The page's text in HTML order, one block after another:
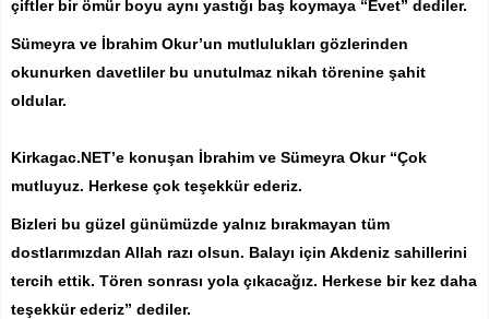
çiftler bir ömür boyu aynı yastığı baş koymaya “Evet” dediler.
Sümeyra ve İbrahim Okur’un mutlulukları gözlerinden
okunurken davetliler bu unutulmaz nikah törenine şahit
oldular.
Kirkagac.NET’e konuşan İbrahim ve Sümeyra Okur “Çok
mutluyuz. Herkese çok teşekkür ederiz.
Bizleri bu güzel günümüzde yalnız bırakmayan tüm
dostlarımızdan Allah razı olsun. Balayı için Akdeniz sahillerini
tercih ettik. Tören sonrası yola çıkacağız. Herkese bir kez daha
teşekkür ederiz” dediler.